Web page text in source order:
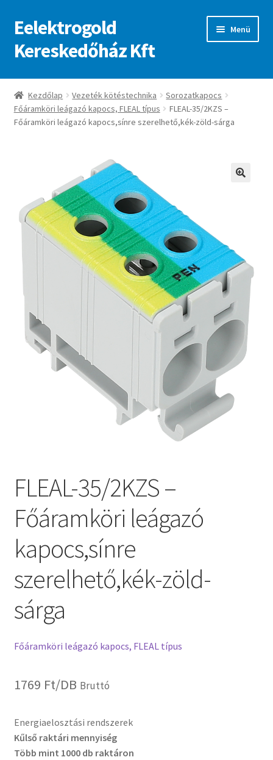
Ugrás
a
navigációhoz
Kilépés
a
tartalomba
Eelektrogold
Kereskedőház Kft
Menü
Kezdőlap
A fiókom
Kezdőlap Vezeték kötéstechnika
Sorozatkapocs
Főáramköri leágazó kapocs, FLEAL típus
FLEAL-35/2KZS –
Főáramköri leágazó kapocs,sínre szerelhető,kék-zöld-sárga
FLEAL-35/2KZS –
Főáramköri leágazó
kapocs,sínre
szerelhető,kék-zöld-
sárga
Főáramköri leágazó kapocs, FLEAL típus
1769 Ft/DB Bruttó
Energiaelosztási rendszerek
Kűlső raktári mennyiség
Több mint 1000 db raktáron